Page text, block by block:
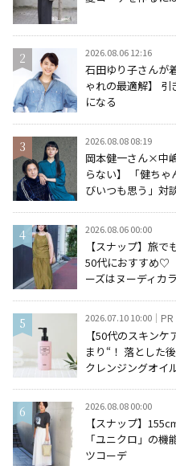
2026.08.06 12:16
石田ゆり子さんが
ゃれの最適解】
になる
2026.08.08 08:19
岡本健一さん×中
らない】 「健ち
びいつも思う」対
2026.08.06 00:00
【スナップ】旅
50代におすすめ♡
ーズはヌーディカ
2026.07.10 10:00 PR
【50代のスキン
まり“！ 落とした
クレンジングオイ
2026.08.08 00:00
【スナップ】
「ユニクロ」の
ツコーデ